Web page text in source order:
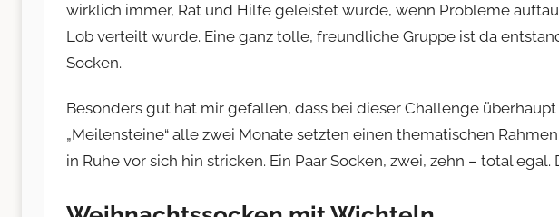
wirklich immer, Rat und Hilfe geleistet wurde, wenn Probleme
Lob verteilt wurde. Eine ganz tolle, freundliche Gruppe ist da
Socken.
Besonders gut hat mir gefallen, dass bei dieser Challenge
„Meilensteine“ alle zwei Monate setzten einen thematischen
in Ruhe vor sich hin stricken. Ein Paar Socken, zwei, zehn – total egal.